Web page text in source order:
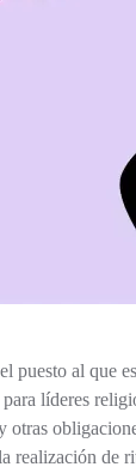
al que
líderes
realización